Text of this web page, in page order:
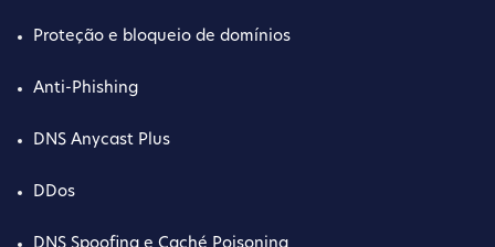
Proteção e bloqueio de domínios
Anti-Phishing
DNS Anycast Plus
DDos